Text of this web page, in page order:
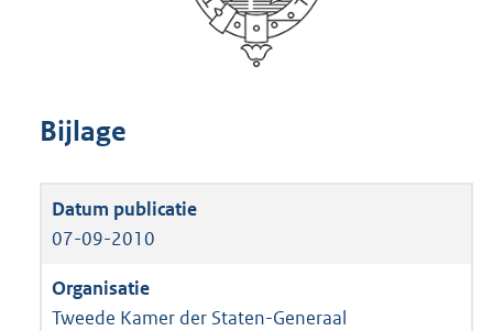
Bijlage
07-09-2010
Tweede Kamer der Staten-Generaal